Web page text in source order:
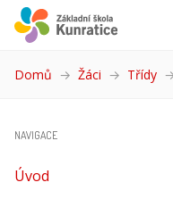
Domů Žáci Třídy
NAVIGACE
Úvod